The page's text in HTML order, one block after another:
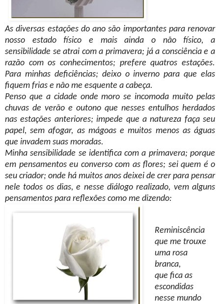
As diversas estações do ano são importantes para renovar
nosso estado físico e mais ainda o não físico, a
sensibilidade se atrai com a primavera; já a consciência e a
razão com os conhecimentos; prefere quatros estações.
Para minhas deficiências; deixo o inverno para que elas
fiquem frias e não me esquente a cabeça.
Penso que a cidade onde moro se incomoda muito pelas
chuvas de verão e outono que nesses entulhos herdados
nas estações anteriores; impede que a natureza faça seu
papel, sem afogar, as mágoas e muitos menos as águas
que invadem suas moradas.
Minha sensibilidade se identifica com a primavera; porque
em pensamentos eu converso com as flores; sei quem é o
seu criador; onde há muitos anos deixei de crer para pensar
nele todos os dias, e nesse diálogo realizado, vem alguns
pensamentos para reflexões como me dizendo:
Reminiscência
que me trouxe
uma rosa
branca,
que fica as
escondidas
nesse mundo